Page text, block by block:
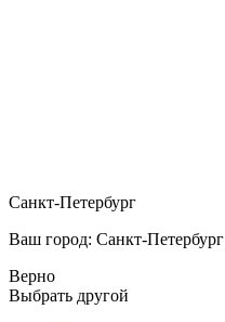
Санкт-Петербург
Ваш город: Санкт-Петербург
Верно
Выбрать другой